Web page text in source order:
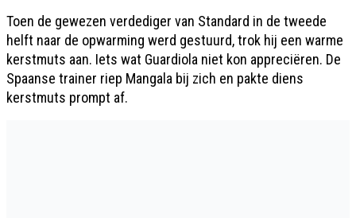
Toen de gewezen verdediger van Standard in de tweede
helft naar de opwarming werd gestuurd, trok hij een warme
kerstmuts aan. Iets wat Guardiola niet kon appreciëren. De
Spaanse trainer riep Mangala bij zich en pakte diens
kerstmuts prompt af.